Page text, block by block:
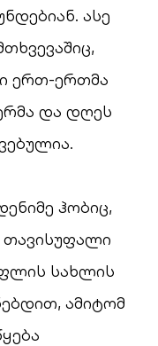
ასე
ერთ-ერთმა
და დღეს
ჰობიც,
თავისუფალი
სახლის
ამიტომ